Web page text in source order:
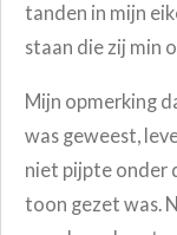
tanden in mijn
staan die zij min
Mijn opmerking
was geweest,
niet pijpte onder
toon gezet was.